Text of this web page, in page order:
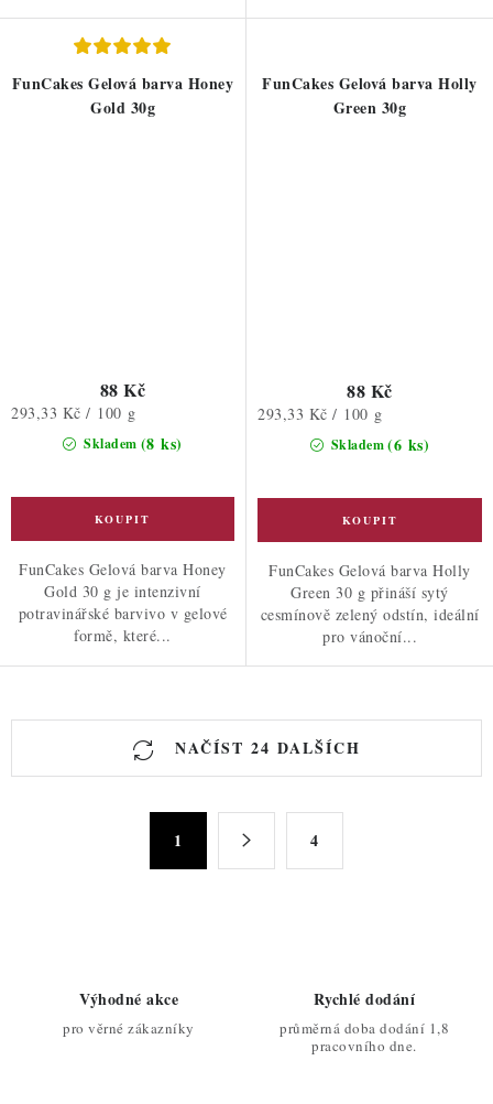
FunCakes Gelová barva Honey
Gold 30g
Skladem (8 ks)
88 Kč
Měrná
293,33 Kč / 100 g
FunCakes Gelová barva Honey
Gold 30 g je intenzivní
potravinářské barvivo v gelové
formě, které...
FunCakes Gelová barva Holly
Green 30g
Skladem(6 ks)
88 Kč
Měrná
293,33 Kč / 100 g
FunCakes Gelová barva Holly
Green 30 g přináší sytý
cesmínově zelený odstín, ideální
pro vánoční...
O
l
NAČÍST 24 DALŠÍCH
1 4
Výhodné akce
pro věrné zákazníky
Rychlé dodání
průměrná doba dodání 1,8
pracovního dne.